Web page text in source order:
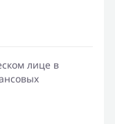
лице в